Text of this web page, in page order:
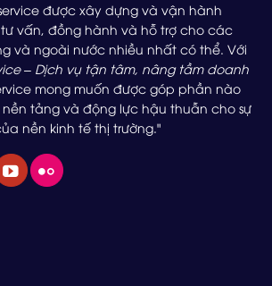
được xây dựng và vận hành
vấn, đồng hành và hỗ trợ cho các
và ngoài nước nhiều nhất có thể. Với
– Dịch vụ tận tâm, nâng tầm doanh
mong muốn được góp phần nào
tảng và động lực hậu thuẫn cho sự
nền kinh tế thị trường."